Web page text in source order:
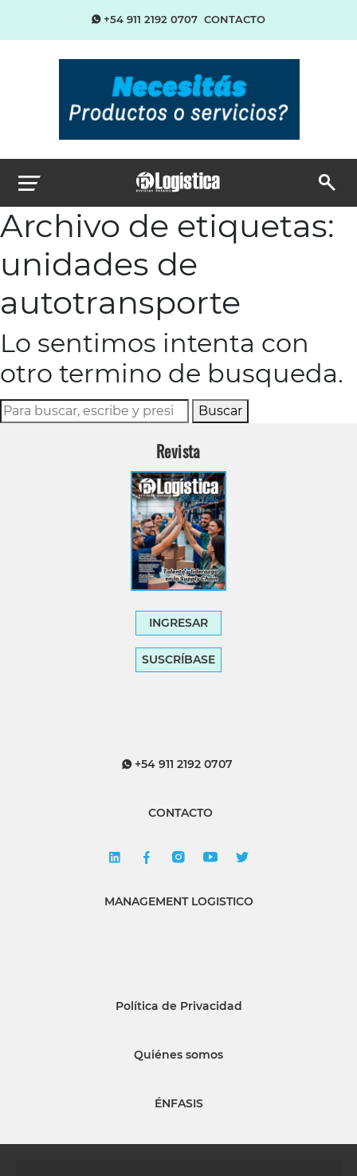
+54 911 2192 0707 CONTACTO
Archivo de etiquetas:
unidades de
autotransporte
Lo sentimos intenta con
otro termino de busqueda.
Buscar
Revista
INGRESAR
SUSCRÍBASE
+54 911 2192 0707
CONTACTO
MANAGEMENT LOGISTICO
Política de Privacidad
Quiénes somos
ÉNFASIS